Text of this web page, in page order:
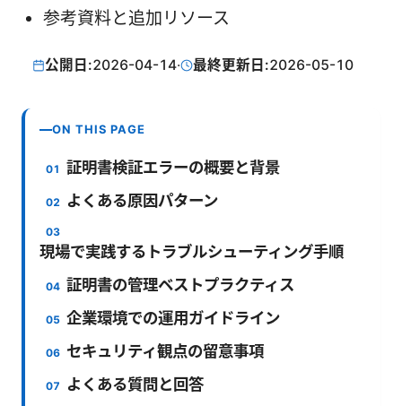
参考資料と追加リソース
公開日:2026-04-14· 最終更新日:2026-05-10
ON THIS PAGE
証明書検証エラーの概要と背景
よくある原因パターン
現場で実践するトラブルシューティング手順
証明書の管理ベストプラクティス
企業環境での運用ガイドライン
セキュリティ観点の留意事項
よくある質問と回答